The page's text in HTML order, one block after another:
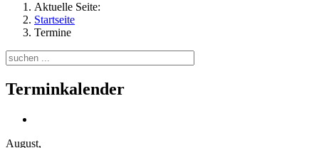
Aktuelle Seite:
Startseite
Termine
Terminkalender
August,